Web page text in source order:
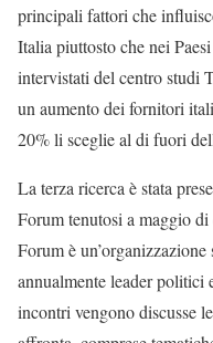
principali fattori che
Italia piuttosto che nei
intervistati del centro studi
un aumento dei fornitori
20% li sceglie al di fuori
La terza ricerca è stata
Forum tenutosi a maggio
Forum è
annualmente leader politici
incontri vengono discusse